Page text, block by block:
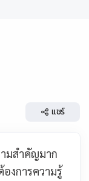
แชร์
มสำคัญมาก
งการความรู้